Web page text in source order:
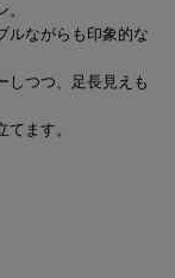
ルながらも印象的な
しつつ、足長見えも
ます。